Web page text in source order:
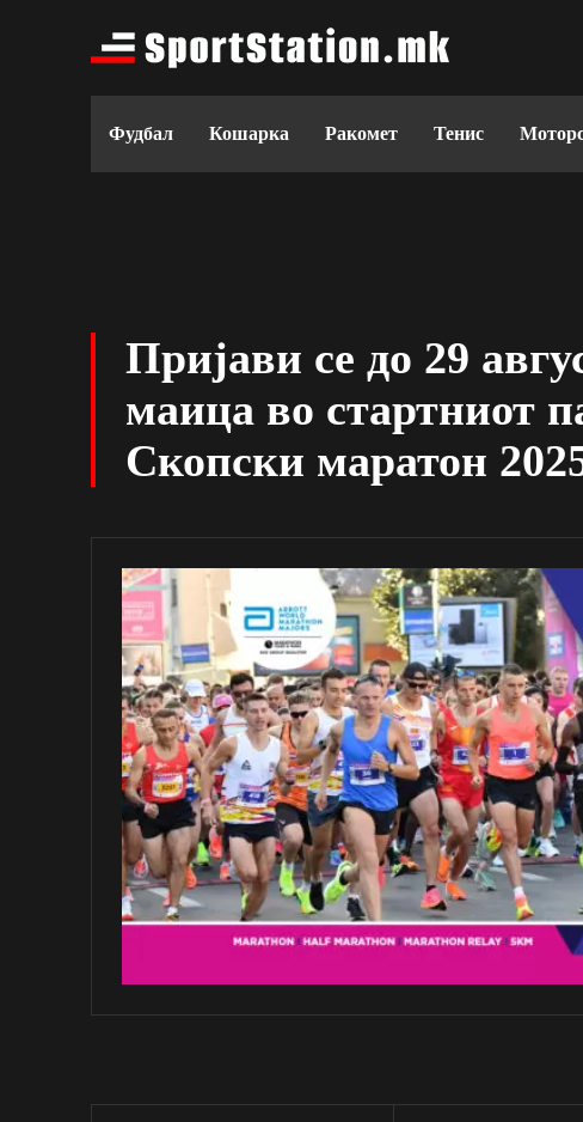
Фудбал Кошарка Ракомет Тенис
Пријави се до 29
маица во стартниот
Скопски маратон